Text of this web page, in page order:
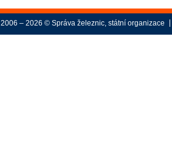
2006 – 2026 © Správa železnic, státní organizace